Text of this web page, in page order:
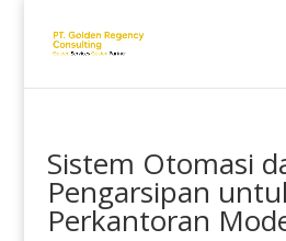
Sistem Otomasi
Pengarsipan
Perkantoran